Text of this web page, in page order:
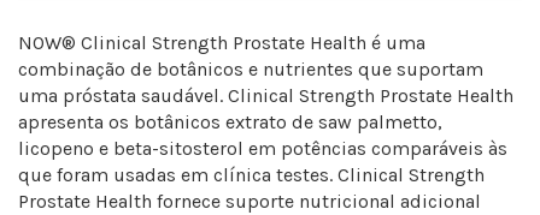
NOW® Clinical Strength Prostate Health é uma
combinação de botânicos e nutrientes que suportam
uma próstata saudável. Clinical Strength Prostate Health
apresenta os botânicos extrato de saw palmetto,
licopeno e beta-sitosterol em potências comparáveis às
que foram usadas em clínica testes. Clinical Strength
Prostate Health fornece suporte nutricional adicional